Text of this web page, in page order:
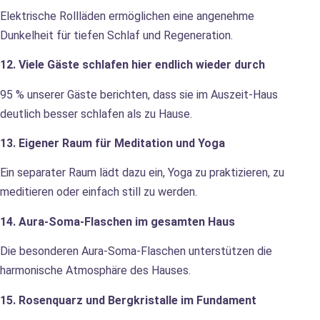
Elektrische Rollläden ermöglichen eine angenehme
Dunkelheit für tiefen Schlaf und Regeneration.
12. Viele Gäste schlafen hier endlich wieder durch
95 % unserer Gäste berichten, dass sie im Auszeit-Haus
deutlich besser schlafen als zu Hause.
13. Eigener Raum für Meditation und Yoga
Ein separater Raum lädt dazu ein, Yoga zu praktizieren, zu
meditieren oder einfach still zu werden.
14. Aura-Soma-Flaschen im gesamten Haus
Die besonderen Aura-Soma-Flaschen unterstützen die
harmonische Atmosphäre des Hauses.
15. Rosenquarz und Bergkristalle im Fundament